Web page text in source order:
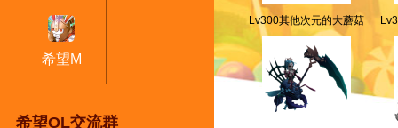
希望M
希望OL交流群
Lv300其他次元的大蘑菇